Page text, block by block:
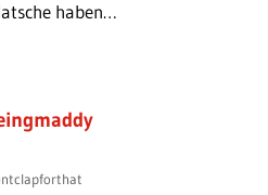
haben…